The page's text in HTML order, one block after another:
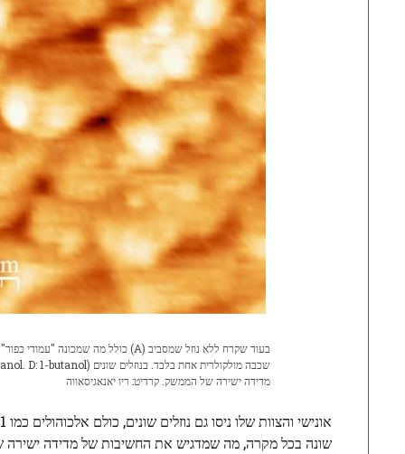
מדידה ישירה של הממשק. קרדיט: ריו יאנאגיסאווה